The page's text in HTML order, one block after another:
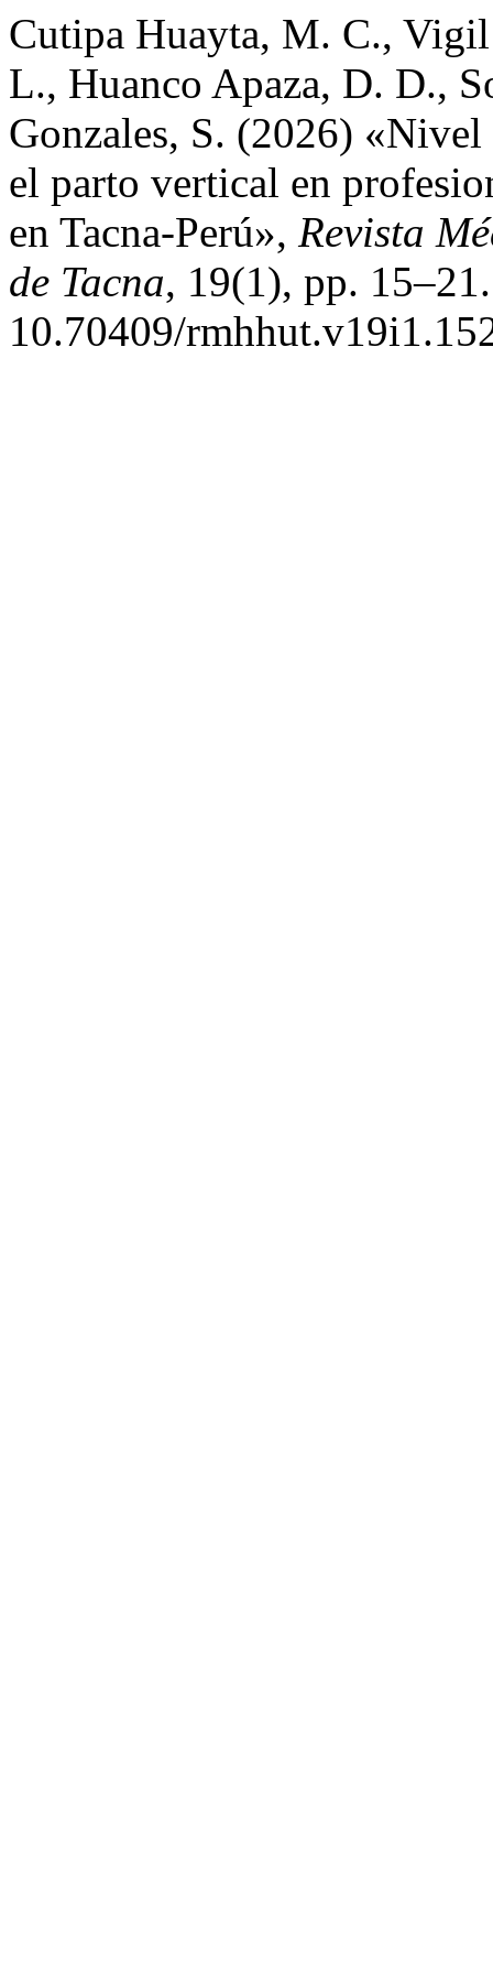
Cutipa Huayta, M. C.,
L., Huanco Apaza, D. D.,
Gonzales, S. (2026)
el parto vertical en
en Tacna-Perú», Revista
de Tacna, 19(1), pp.
10.70409/